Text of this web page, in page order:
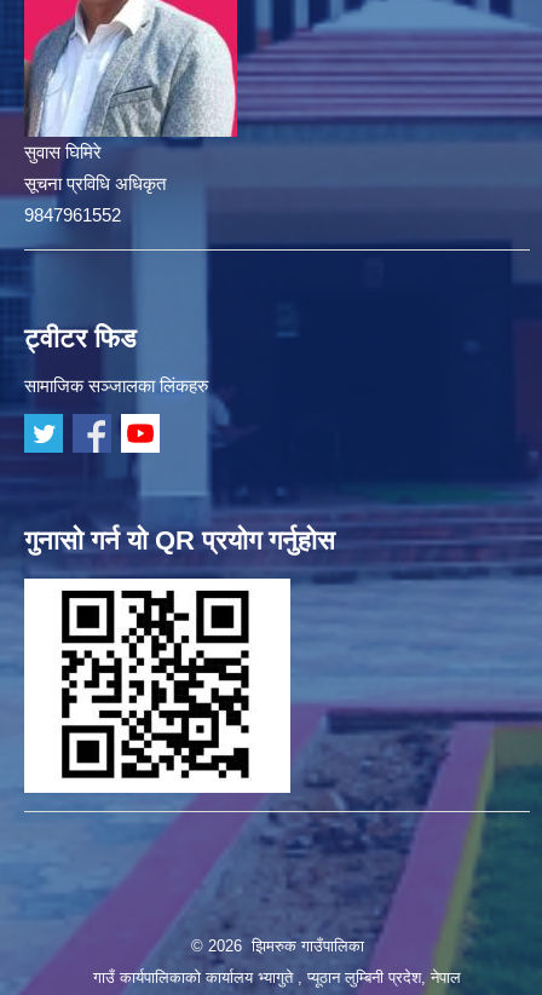
सुवास घिमिरे
सूचना प्रविधि अधिकृत
9847961552
ट्वीटर फिड
सामाजिक सञ्जालका लिंकहरु
गुनासो गर्न यो QR प्रयोग गर्नुहोस
© 2026 झिमरुक गाउँपालिका
गाउँ कार्यपालिकाको कार्यालय भ्यागुते , प्यूठान लुम्बिनी प्रदेश, नेपाल